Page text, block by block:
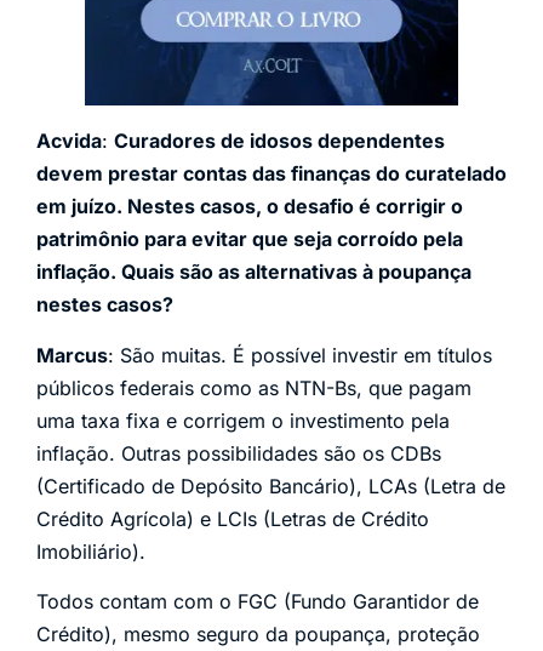
Acvida: Curadores de idosos dependentes
devem prestar contas das finanças do curatelado
em juízo. Nestes casos, o desafio é corrigir o
patrimônio para evitar que seja corroído pela
inflação. Quais são as alternativas à poupança
nestes casos?
Marcus: São muitas. É possível investir em títulos
públicos federais como as NTN-Bs, que pagam
uma taxa fixa e corrigem o investimento pela
inflação. Outras possibilidades são os CDBs
(Certificado de Depósito Bancário), LCAs (Letra de
Crédito Agrícola) e LCIs (Letras de Crédito
Imobiliário).
Todos contam com o FGC (Fundo Garantidor de
Crédito), mesmo seguro da poupança, proteção